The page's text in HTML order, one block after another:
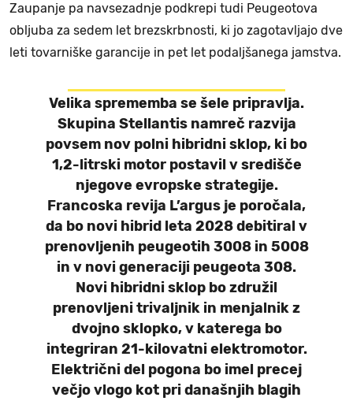
Zaupanje pa navsezadnje podkrepi tudi Peugeotova
obljuba za sedem let brezskrbnosti, ki jo zagotavljajo dve
leti tovarniške garancije in pet let podaljšanega jamstva.
Velika sprememba se šele pripravlja.
Skupina Stellantis namreč razvija
povsem nov polni hibridni sklop, ki bo
1,2-litrski motor postavil v središče
njegove evropske strategije.
Francoska revija L’argus je poročala,
da bo novi hibrid leta 2028 debitiral v
prenovljenih peugeotih 3008 in 5008
in v novi generaciji peugeota 308.
Novi hibridni sklop bo združil
prenovljeni trivaljnik in menjalnik z
dvojno sklopko, v katerega bo
integriran 21-kilovatni elektromotor.
Električni del pogona bo imel precej
večjo vlogo kot pri današnjih blagih